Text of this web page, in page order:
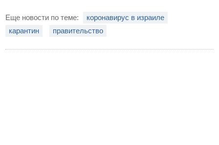
Еще новости по теме:
коронавирус в израиле
карантин
правительство